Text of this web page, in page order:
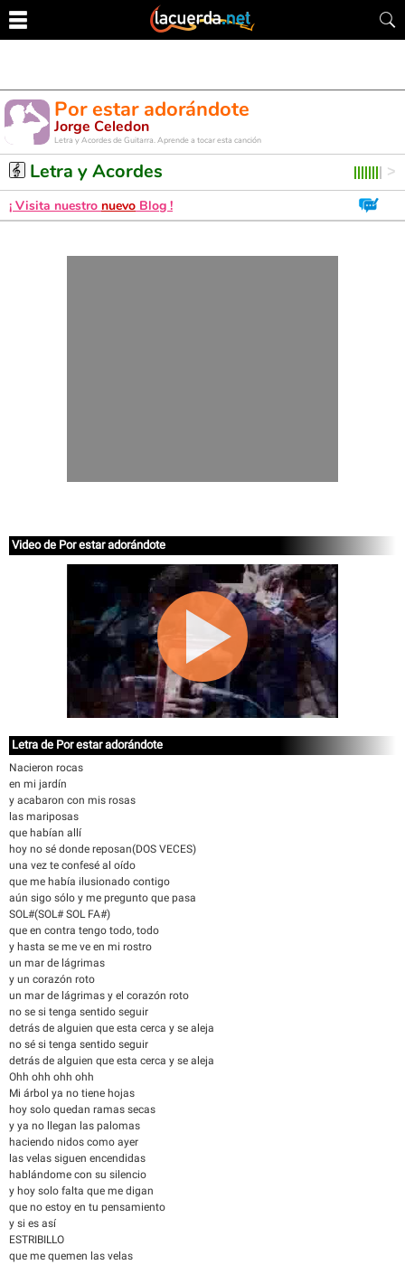
Por estar adorándote
Jorge Celedon
Letra y Acordes de Guitarra. Aprende a tocar esta canción
Letra y Acordes
¡ Visita nuestro nuevo Blog !
Video de Por estar adorándote
Letra de Por estar adorándote
Nacieron rocas
en mi jardín
y acabaron con mis rosas
las mariposas
que habían allí
hoy no sé donde reposan(DOS VECES)
una vez te confesé al oído
que me había ilusionado contigo
aún sigo sólo y me pregunto que pasa
SOL#(SOL# SOL FA#)
que en contra tengo todo, todo
y hasta se me ve en mi rostro
un mar de lágrimas
y un corazón roto
un mar de lágrimas y el corazón roto
no se si tenga sentido seguir
detrás de alguien que esta cerca y se aleja
no sé si tenga sentido seguir
detrás de alguien que esta cerca y se aleja
Ohh ohh ohh ohh
Mi árbol ya no tiene hojas
hoy solo quedan ramas secas
y ya no llegan las palomas
haciendo nidos como ayer
las velas siguen encendidas
hablándome con su silencio
y hoy solo falta que me digan
que no estoy en tu pensamiento
y si es así
ESTRIBILLO
que me quemen las velas